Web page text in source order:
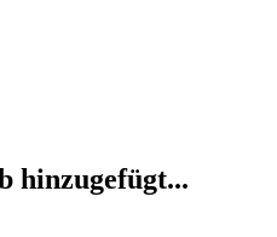
hinzugefügt...